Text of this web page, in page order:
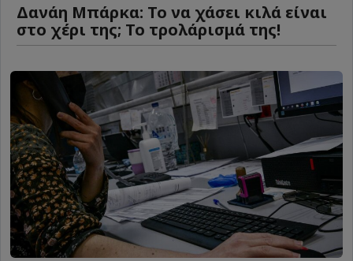
Δανάη Μπάρκα: Το να χάσει κιλά είναι
στο χέρι της; Το τρολάρισμά της!